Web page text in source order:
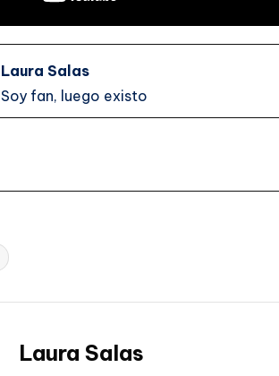
Laura Salas
Soy fan, luego existo
Laura Salas